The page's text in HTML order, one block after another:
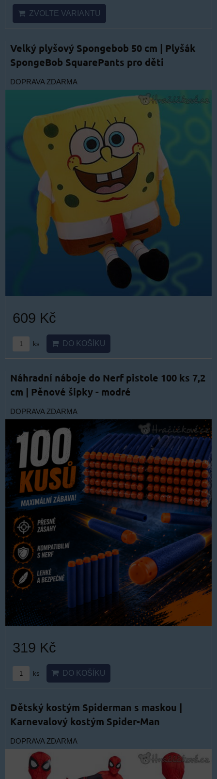
ZVOLTE VARIANTU
Velký plyšový Spongebob 50 cm | Plyšák
SpongeBob SquarePants pro děti
DOPRAVA ZDARMA
609 Kč
ks DO KOŠÍKU
Náhradní náboje do Nerf pistole 100 ks 7,2
cm | Pěnové šipky - modré
DOPRAVA ZDARMA
319 Kč
ks DO KOŠÍKU
Dětský kostým Spiderman s maskou |
Karnevalový kostým Spider-Man
DOPRAVA ZDARMA